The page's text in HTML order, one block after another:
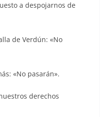
a despojarnos de
de Verdún: «No
«No pasarán».
derechos